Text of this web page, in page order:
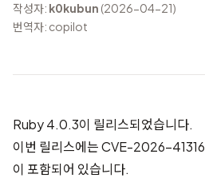
작성자: k0kubun (2026-04-21)
번역자: copilot
Ruby 4.0.3이 릴리스되었습니다.
이번 릴리스에는CVE-2026-41316
이 포함되어 있습니다.